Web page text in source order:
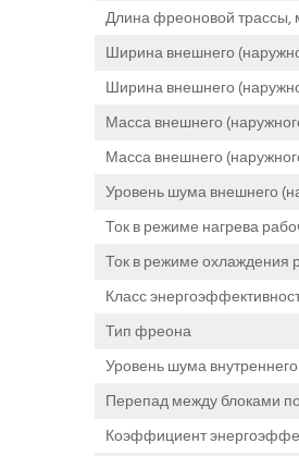
Длина фреоновой трассы,
Ширина внешнего
Ширина внешнего
Масса внешнего
Масса внешнего
Уровень шума внешнего
Ток в режиме нагрева
Ток в режиме охлаждения
Класс
Тип фреона
Уровень шума
Перепад между блоками
Коэффициент